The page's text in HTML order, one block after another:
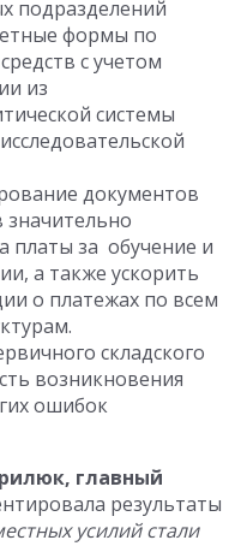
подразделений
формы по
с учетом
из
системы
документов
значительно
платы за обучение и
а также ускорить
о платежах по всем
складского
возникновения
ошибок
главный
результаты
усилий стали